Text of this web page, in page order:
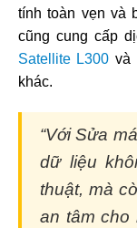
tính toàn vẹn và
cũng cung cấp
Satellite L300 và
khác.
“Với Sửa
dữ liệu
thuật, mà
an tâm cho